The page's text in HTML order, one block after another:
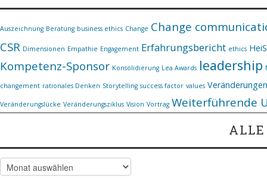
Auszeichnung Beratung business ethics Change Change
CSR Dimensionen Empathie Engagement Erfahrungsbericht ethics
Kompetenz-Sponsor Konsolidierung Lea Awards leadership
changement rationales Denken Storytelling success factor values Veränderungen
Veränderungslücke Veränderungsziklus Vision Vortrag Weiterführende
Alle
Artikel